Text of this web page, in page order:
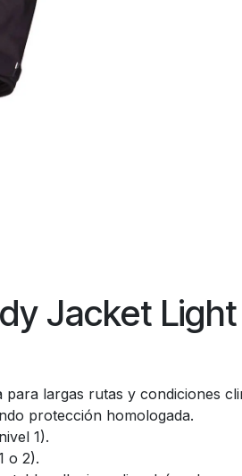
Jacket Light
para largas rutas y condiciones
protección homologada.
1).